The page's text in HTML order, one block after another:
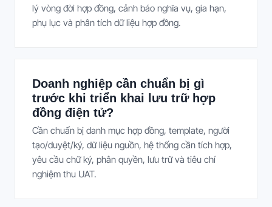
lý vòng đời hợp đồng, cảnh báo nghĩa vụ, gia hạn,
phụ lục và phân tích dữ liệu hợp đồng.
Doanh nghiệp cần chuẩn bị gì
trước khi triển khai lưu trữ hợp
đồng điện tử?
Cần chuẩn bị danh mục hợp đồng, template, người
tạo/duyệt/ký, dữ liệu nguồn, hệ thống cần tích hợp,
yêu cầu chữ ký, phân quyền, lưu trữ và tiêu chí
nghiệm thu UAT.